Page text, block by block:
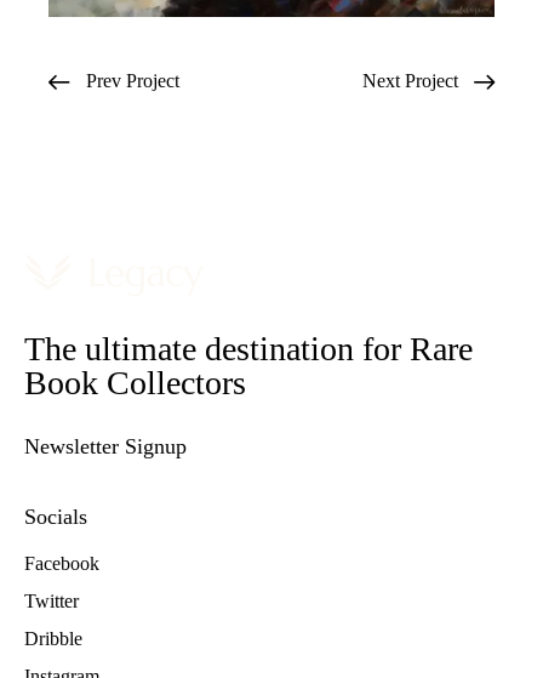
Prev Project Next Project
The ultimate destination for Rare
Book Collectors
Newsletter Signup
Socials
Facebook
Twitter
Dribble